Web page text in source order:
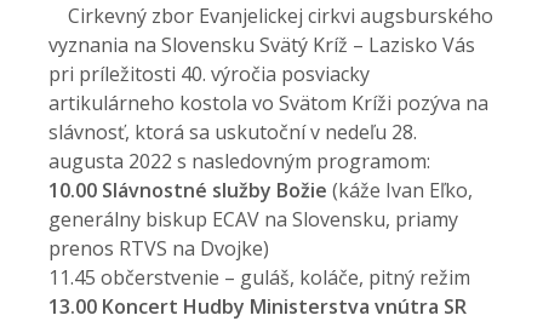
Cirkevný zbor Evanjelickej cirkvi augsburského
vyznania na Slovensku Svätý Kríž – Lazisko Vás
pri príležitosti 40. výročia posviacky
artikulárneho kostola vo Svätom Kríži pozýva na
slávnosť, ktorá sa uskutoční v nedeľu 28.
augusta 2022 s nasledovným programom:
10.00 Slávnostné služby Božie (káže Ivan Eľko,
generálny biskup ECAV na Slovensku, priamy
prenos RTVS na Dvojke)
11.45 občerstvenie – guláš, koláče, pitný režim
13.00 Koncert Hudby Ministerstva vnútra SR